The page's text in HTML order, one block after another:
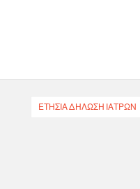
ΕΤΗΣΙΑ ΔΗΛΩΣΗ ΙΑΤΡΩΝ